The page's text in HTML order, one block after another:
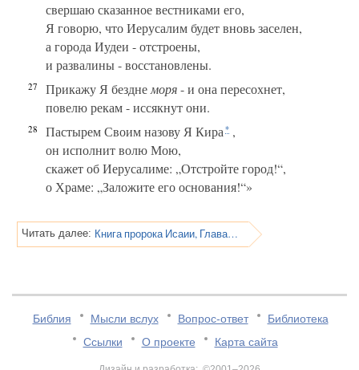
свершаю сказанное вестниками его,
Я говорю, что Иерусалим будет вновь заселен,
а города Иудеи - отстроены,
и развалины - восстановлены.
27 Прикажу Я бездне моря- и она пересохнет,
повелю рекам - иссякнут они.
28 Пастырем Своим назову Я Кира * ,
он исполнит волю Мою,
скажет об Иерусалиме: „Отстройте город!“,
о Храме: „Заложите его основания!“»
Читать далее: Книга пророка Исаии, Глава 45
Библия Мысли вслух Вопрос-ответ
Библиотека
Ссылки
О проекте Карта сайта